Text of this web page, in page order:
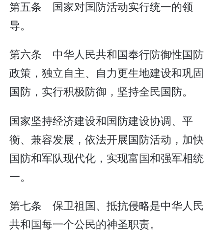
第五条 国家对国防活动实行统一的领
导。
第六条 中华人民共和国奉行防御性国防
政策，独立自主、自力更生地建设和巩固
国防，实行积极防御，坚持全民国防。
国家坚持经济建设和国防建设协调、平
衡、兼容发展，依法开展国防活动，加快
国防和军队现代化，实现富国和强军相统
一。
第七条 保卫祖国、抵抗侵略是中华人民
共和国每一个公民的神圣职责。